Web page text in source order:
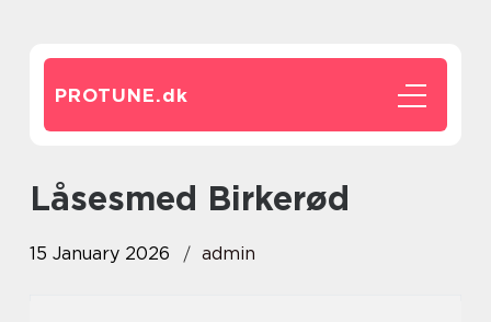
PROTUNE.dk
låsesmed Birkerød
15 January 2026 admin